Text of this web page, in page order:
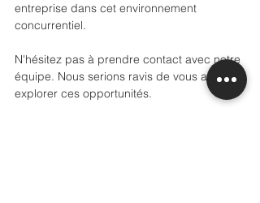
entreprise dans cet environnement
concurrentiel.
N'hésitez pas à prendre contact avec notre
équipe. Nous serions ravis de vous aider à
explorer ces opportunités.